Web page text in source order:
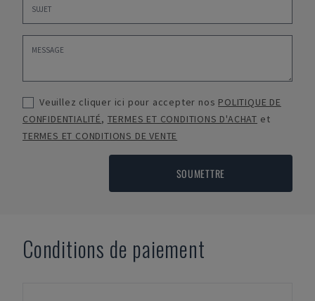
Veuillez cliquer ici pour accepter nos POLITIQUE DE
CONFIDENTIALITÉ, TERMES ET CONDITIONS D'ACHAT et
TERMES ET CONDITIONS DE VENTE
SOUMETTRE
Conditions de paiement